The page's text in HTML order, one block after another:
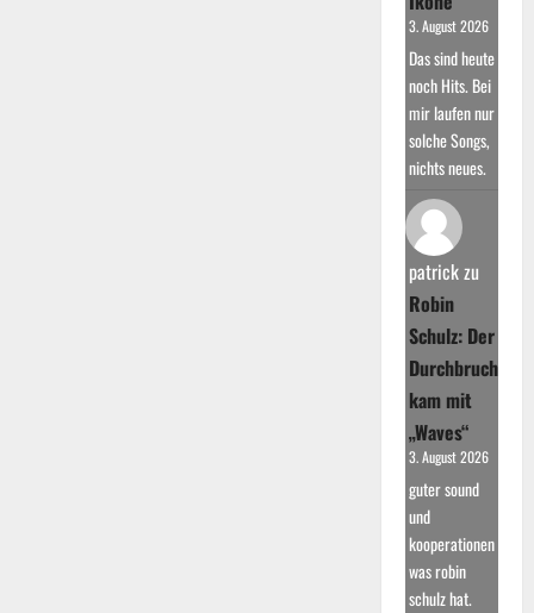
3. August 2026
Das sind heute
noch Hits. Bei
mir laufen nur
solche Songs,
nichts neues.
patrickzu
Robin
Schulz: Der
Durchbruch
kam mit
„Waves“
3. August 2026
guter sound
und
kooperationen
was robin
schulz hat.